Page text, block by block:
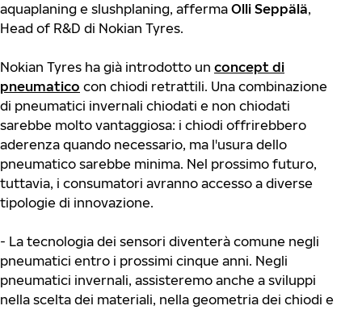
aquaplaning e slushplaning, afferma Olli Seppälä,
Head of R&D di Nokian Tyres.
Nokian Tyres ha già introdotto un concept di
pneumatico con chiodi retrattili. Una combinazione
di pneumatici invernali chiodati e non chiodati
sarebbe molto vantaggiosa: i chiodi offrirebbero
aderenza quando necessario, ma l'usura dello
pneumatico sarebbe minima. Nel prossimo futuro,
tuttavia, i consumatori avranno accesso a diverse
tipologie di innovazione.
- La tecnologia dei sensori diventerà comune negli
pneumatici entro i prossimi cinque anni. Negli
pneumatici invernali, assisteremo anche a sviluppi
nella scelta dei materiali, nella geometria dei chiodi e